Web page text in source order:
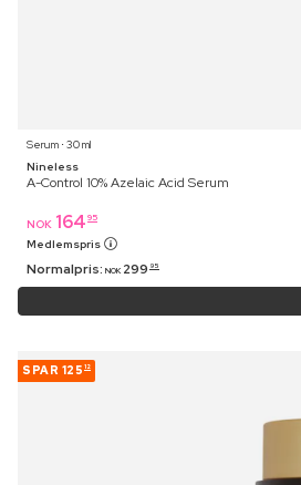
Serum ⋅ 30 ml
Nineless
A-Control 10% Azelaic Acid Serum
NOK 164 95
Medlemspris
Normalpris: NOK 299 95
SPAR 125 12